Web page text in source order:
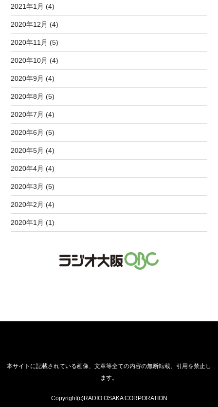
2021年1月 (4)
2020年12月 (4)
2020年11月 (5)
2020年10月 (4)
2020年9月 (4)
2020年8月 (5)
2020年7月 (4)
2020年6月 (5)
2020年5月 (4)
2020年4月 (4)
2020年3月 (5)
2020年2月 (4)
2020年1月 (1)
本サイトに記載されている画像、文章等全ての内容の無断転載、引用を禁止し
ます。
Copyright(c)RADIO OSAKA CORPORATION